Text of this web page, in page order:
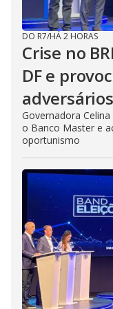
DO R7/HÁ 2 HORAS
Crise no
DF e
adversários
Governadora
o Banco Master e
oportunismo